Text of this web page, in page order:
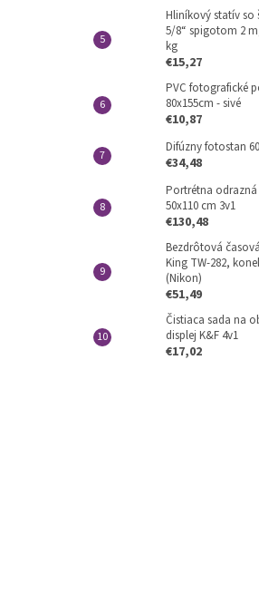
Hliníkový statív so
5/8“ spigotom 2
kg
€15,27
PVC fotografické
80x155cm - sivé
€10,87
Difúzny fotostan
€34,48
Portrétna
50x110 cm 3v1
€130,48
Bezdrôtová
King TW-282,
(Nikon)
€51,49
Čistiaca sada na
displej K&F 4v1
€17,02